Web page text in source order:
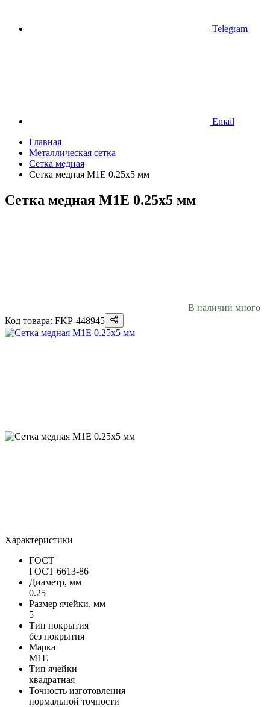
Telegram
Email
Главная
Металлическая сетка
Сетка медная
Сетка медная М1Е 0.25х5 мм
Сетка медная М1Е 0.25х5 мм
В наличии много
Код товара: FKP-448945
Характеристики
ГОСТ
ГОСТ 6613-86
Диаметр, мм
0.25
Размер ячейки, мм
5
Тип покрытия
без покрытия
Марка
М1Е
Тип ячейки
квадратная
Точность изготовления
нормальной точности